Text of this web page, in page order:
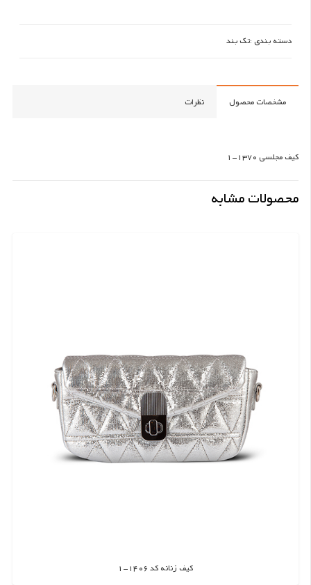
دسته بندی :تک بند
مشخصات محصول نظرات
کیف مجلسی 1370-1
محصولات مشابه
کیف زنانه کد 1406-1
اطلاعات بیشتر